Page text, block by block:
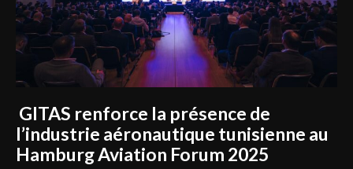
l’industrie aéronautique tunisienne au
Hamburg Aviation Forum 2025